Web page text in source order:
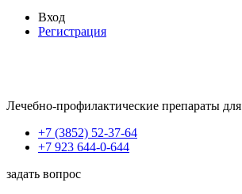
Вход
Регистрация
Лечебно-профилактические препараты
+7 (3852) 52-37-64
+7 923 644-0-644
задать вопрос